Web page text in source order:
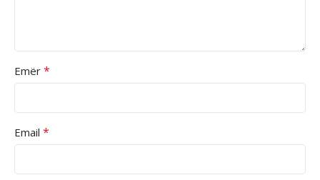
Emër *
Email *